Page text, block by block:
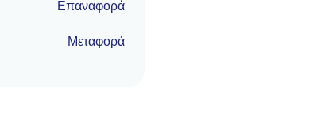
Επαναφορά
Μεταφορά